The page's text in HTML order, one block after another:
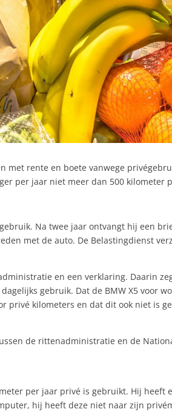
rente en boete vanwege
per jaar niet meer dan 500 kilometer
Na twee jaar ontvangt hij een
met de auto. De Belastingdienst
en een verklaring. Daarin
gebruik. Dat de BMW X5 voor
privé kilometers en dat dit ook niet is
de rittenadministratie en de
per jaar privé is gebruikt. Hij
hij heeft deze niet naar zijn